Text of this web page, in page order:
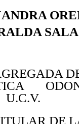
U.C.V.
DE